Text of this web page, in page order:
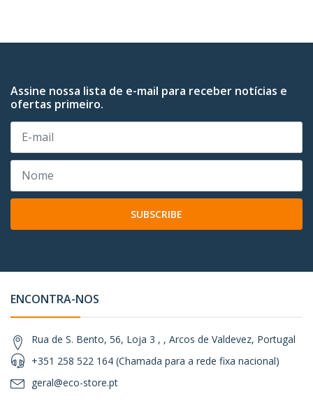
Assine nossa lista de e-mail para receber notícias e
ofertas primeiro.
SUBSCRIBE
ENCONTRA-NOS
Rua de S. Bento, 56, Loja 3 , , Arcos de Valdevez, Portugal
+351 258 522 164 (Chamada para a rede fixa nacional)
geral@eco-store.pt